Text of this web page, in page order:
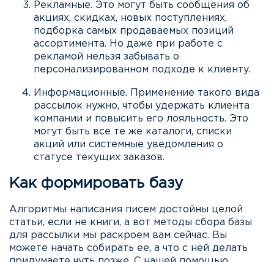
Рекламные. Это могут быть сообщения об
акциях, скидках, новых поступлениях,
подборка самых продаваемых позиций
ассортимента. Но даже при работе с
рекламой нельзя забывать о
персонализированном подходе к клиенту.
Информационные. Применение такого вида
рассылок нужно, чтобы удержать клиента
компании и повысить его лояльность. Это
могут быть все те же каталоги, списки
акций или системные уведомления о
статусе текущих заказов.
Как формировать базу
Алгоритмы написания писем достойны целой
статьи, если не книги, а вот методы сбора базы
для рассылки мы раскроем вам сейчас. Вы
можете начать собирать ее, а что с ней делать